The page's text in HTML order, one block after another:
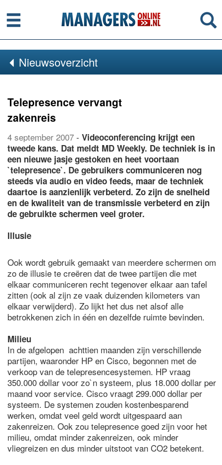
Menu
Nieuwsoverzicht
Telepresence vervangt
zakenreis
4 september 2007 - Videoconferencing krijgt een
tweede kans. Dat meldt MD Weekly. De techniek is in
een nieuwe jasje gestoken en heet voortaan
`telepresence`. De gebruikers communiceren nog
steeds via audio en video feeds, maar de techniek
daartoe is aanzienlijk verbeterd. Zo zijn de snelheid
en de kwaliteit van de transmissie verbeterd en zijn
de gebruikte schermen veel groter.
Illusie
Ook wordt gebruik gemaakt van meerdere schermen om
zo de illusie te creëren dat de twee partijen die met
elkaar communiceren recht tegenover elkaar aan tafel
zitten (ook al zijn ze vaak duizenden kilometers van
elkaar verwijderd). Zo lijkt het dus net alsof alle
betrokkenen zich in één en dezelfde ruimte bevinden.
Milieu
In de afgelopen achttien maanden zijn verschillende
partijen, waaronder HP en Cisco, begonnen met de
verkoop van de telepresencesystemen. HP vraag
350.000 dollar voor zo`n systeem, plus 18.000 dollar per
maand voor service. Cisco vraagt 299.000 dollar per
systeem. De systemen zouden kostenbesparend
werken, omdat veel geld wordt uitgespaard aan
zakenreizen. Ook zou telepresence goed zijn voor het
milieu, omdat minder zakenreizen, ook minder
vliegreizen en dus minder uitstoot van CO2 betekent.